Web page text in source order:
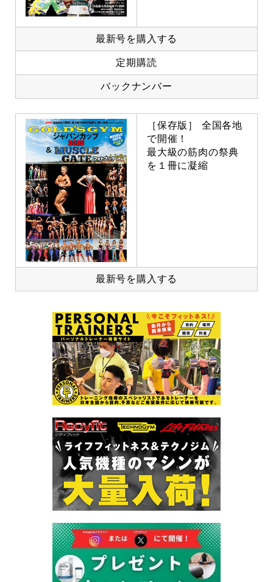
最新号を購入する
定期購読
バックナンバー
［保存版］ 全国各地
で開催！
最大級の筋肉の祭典
を１冊に凝縮
最新号を購入する